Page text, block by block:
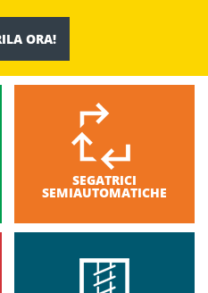
ORA!
SEGATRICI
SEMIAUTOMATICHE